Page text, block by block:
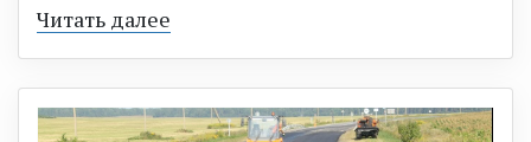
Читать далее